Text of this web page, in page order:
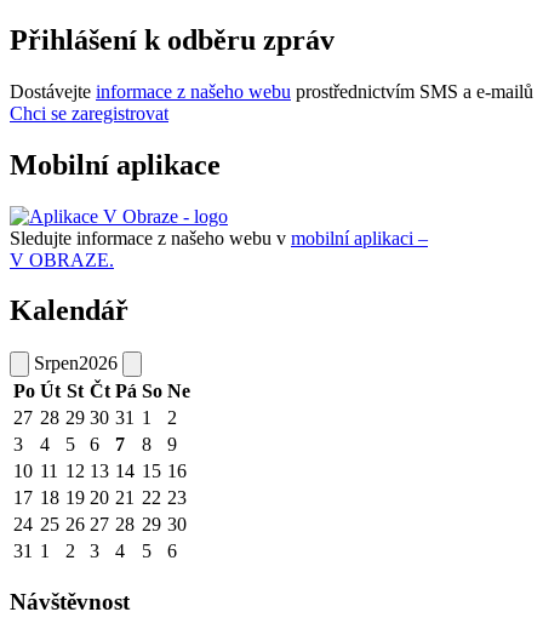
Přihlášení k odběru zpráv
Dostávejte informace z našeho webu prostřednictvím SMS a e-mailů
Chci se zaregistrovat
Mobilní aplikace
Sledujte informace z našeho webu v mobilní aplikaci –
V OBRAZE.
Kalendář
Srpen2026
Po Út St Čt Pá So Ne
27 28 29 30 31 1
2
3
4 5 6 7 8
9
10 11 12 13 14 15 16
17 18 19 20 21 22 23
24 25 26 27 28 29 30
31 1 2 3 4 5 6
Návštěvnost